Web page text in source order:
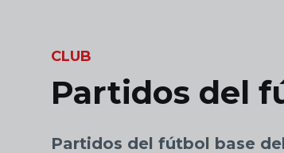
CLUB
Partidos del
Partidos del fútbol base